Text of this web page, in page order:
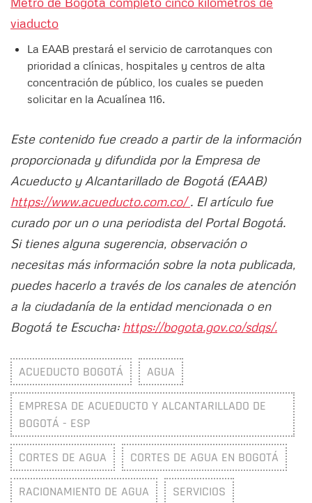
viaducto
La EAAB prestará el servicio de carrotanques con
prioridad a clínicas, hospitales y centros de alta
concentración de público, los cuales se pueden
solicitar en la Acualínea 116.
Este contenido fue creado a partir de la información
proporcionada y difundida por la Empresa de
Acueducto y Alcantarillado de Bogotá (EAAB)
https://www.acueducto.com.co/. El artículo fue
curado por un o una periodista del Portal Bogotá.
Si tienes alguna sugerencia, observación o
necesitas más información sobre la nota publicada,
puedes hacerlo a través de los canales de atención
a la ciudadanía de la entidad mencionada o en
Bogotá te Escucha: https://bogota.gov.co/sdqs/.
ACUEDUCTO BOGOTÁ AGUA
EMPRESA DE ACUEDUCTO Y ALCANTARILLADO DE
BOGOTÁ - ESP
CORTES DE AGUA CORTES DE AGUA EN BOGOTÁ
RACIONAMIENTO DE AGUA SERVICIOS